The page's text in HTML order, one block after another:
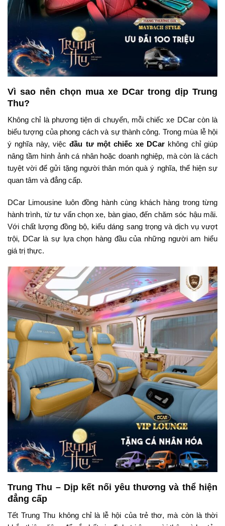
Vì sao nên chọn mua xe DCar trong dịp Trung
Thu?
Không chỉ là phương tiện di chuyển, mỗi chiếc xe DCar còn là
biểu tượng của phong cách và sự thành công. Trong mùa lễ hội
ý nghĩa này, việcđầu tư một chiếc xe DCar không chỉ giúp
nâng tầm hình ảnh cá nhân hoặc doanh nghiệp, mà còn là cách
tuyệt vời để gửi tặng người thân món quà ý nghĩa, thể hiện sự
quan tâm và đẳng cấp.
DCar Limousine luôn đồng hành cùng khách hàng trong từng
hành trình, từ tư vấn chọn xe, bàn giao, đến chăm sóc hậu mãi.
Với chất lượng đồng bộ, kiểu dáng sang trọng và dịch vụ vượt
trội, DCar là sự lựa chọn hàng đầu của những người am hiểu
giá trị thực.
Trung Thu – Dịp kết nối yêu thương và thể hiện
đẳng cấp
Tết Trung Thu không chỉ là lễ hội của trẻ thơ, mà còn là thời